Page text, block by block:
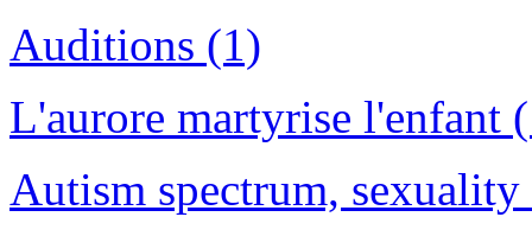
Auditions (1)
L'aurore martyrise l'enfant
Autism spectrum,